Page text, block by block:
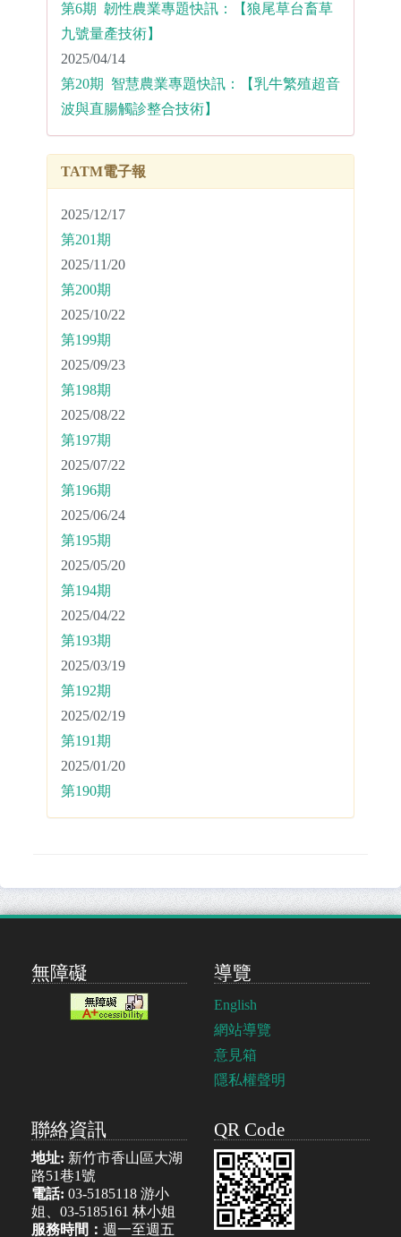
第6期 韌性農業專題快訊：【狼尾草台畜草
九號量產技術】
2025/04/14
第20期 智慧農業專題快訊：【乳牛繁殖超音
波與直腸觸診整合技術】
TATM電子報
2025/12/17
第201期
2025/11/20
第200期
2025/10/22
第199期
2025/09/23
第198期
2025/08/22
第197期
2025/07/22
第196期
2025/06/24
第195期
2025/05/20
第194期
2025/04/22
第193期
2025/03/19
第192期
2025/02/19
第191期
2025/01/20
第190期
無障礙 導覽
English
網站導覽
意見箱
隱私權聲明
聯絡資訊
地址: 新竹市香山區大湖
路51巷1號
電話: 03-5185118 游小
姐、03-5185161 林小姐
服務時間： 週一至週五
QR Code